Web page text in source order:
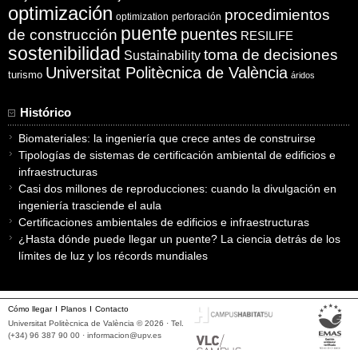
optimización optimization perforación procedimientos
de construcción puente puentes RESILIFE
sostenibilidad Sustainability toma de decisiones
turismo Universitat Politècnica de València áridos
Histórico
Biomateriales: la ingeniería que crece antes de construirse
Tipologías de sistemas de certificación ambiental de edificios e
infraestructuras
Casi dos millones de reproducciones: cuando la divulgación en
ingeniería trasciende el aula
Certificaciones ambientales de edificios e infraestructuras
¿Hasta dónde puede llegar un puente? La ciencia detrás de los
límites de luz y los récords mundiales
Cómo llegar Planos
Contacto
Universitat Politècnica de València © 2026 · Tel.
(+34) 96 387 90 00 · informacion@upv.es